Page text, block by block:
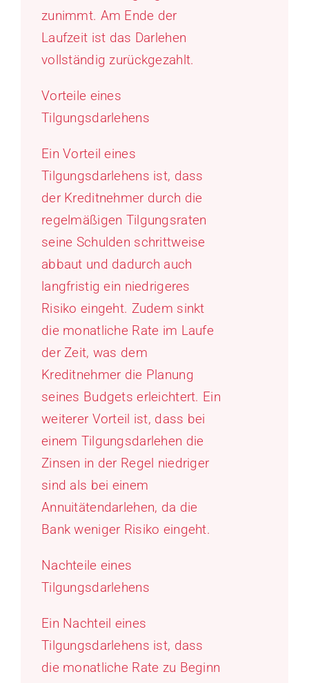
zunimmt. Am Ende der
Laufzeit ist das Darlehen
vollständig zurückgezahlt.
Vorteile eines
Tilgungsdarlehens
Ein Vorteil eines
Tilgungsdarlehens ist, dass
der Kreditnehmer durch die
regelmäßigen Tilgungsraten
seine Schulden schrittweise
abbaut und dadurch auch
langfristig ein niedrigeres
Risiko eingeht. Zudem sinkt
die monatliche Rate im Laufe
der Zeit, was dem
Kreditnehmer die Planung
seines Budgets erleichtert. Ein
weiterer Vorteil ist, dass bei
einem Tilgungsdarlehen die
Zinsen in der Regel niedriger
sind als bei einem
Annuitätendarlehen, da die
Bank weniger Risiko eingeht.
Nachteile eines
Tilgungsdarlehens
Ein Nachteil eines
Tilgungsdarlehens ist, dass
die monatliche Rate zu Beginn